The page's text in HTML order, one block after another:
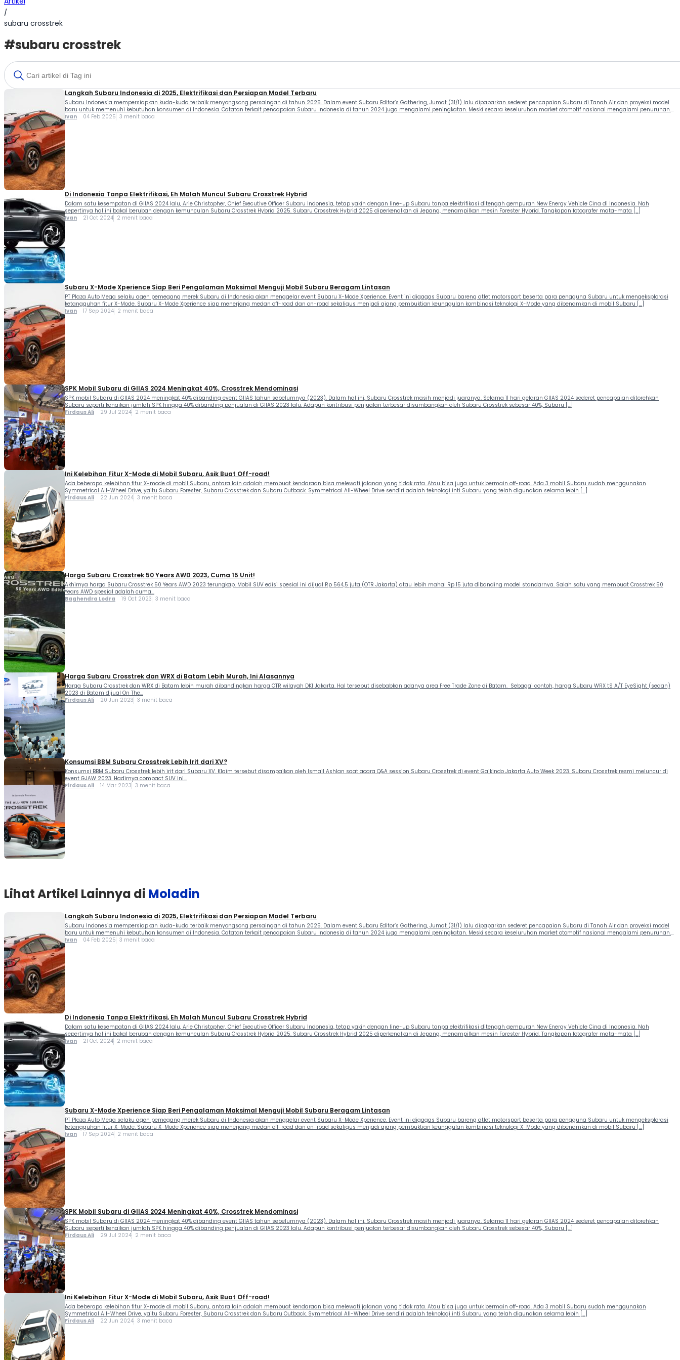
/
subaru crosstrek
#subaru crosstrek
Langkah Subaru Indonesia di 2025, Elektrifikasi dan Persiapan Model Terbaru
Subaru Indonesia mempersiapkan kuda-kuda terbaik menyongsong persaingan di tahun 2025. Dalam event Subaru Editor’s Gathering, Jumat (31/1) lalu dipaparkan sederet pencapaian Subaru di Tanah Air dan proyeksi model
baru untuk memenuhi kebutuhan konsumen di Indonesia. Catatan terkait pencapaian Subaru Indonesia di tahun 2024 juga mengalami peningkatan. Meski secara keseluruhan market otomotif nasional mengalami penurunan.
“Penjualan […]
Ivan 04 Feb 2025 3 menit baca
Di Indonesia Tanpa Elektrifikasi, Eh Malah Muncul Subaru Crosstrek Hybrid
Dalam satu kesempatan di GIIAS 2024 lalu, Arie Christopher, Chief Executive Officer Subaru Indonesia, tetap yakin dengan line-up Subaru tanpa elektrifikasi ditengah gempuran New Energy Vehicle Cina di Indonesia. Nah
sepertinya hal ini bakal berubah dengan kemunculan Subaru Crosstrek Hybrid 2025. Subaru Crosstrek Hybrid 2025 diperkenalkan di Jepang, menampilkan mesin Forester Hybrid. Tangkapan fotografer mata-mata […]
Ivan 21 Oct 2024 2 menit baca
Subaru X-Mode Xperience Siap Beri Pengalaman Maksimal Menguji Mobil Subaru Beragam Lintasan
PT Plaza Auto Mega selaku agen pemegang merek Subaru di Indonesia akan menggelar event Subaru X-Mode Xperience. Event ini digagas Subaru bareng atlet motorsport beserta para pengguna Subaru untuk mengeksplorasi
ketangguhan fitur X-Mode. Subaru X-Mode Xperience siap menerjang medan off-road dan on-road sekaligus menjadi ajang pembuktian keunggulan kombinasi teknologi X-Mode yang dibenamkan di mobil Subaru […]
Ivan 17 Sep 2024 2 menit baca
SPK Mobil Subaru di GIIAS 2024 Meningkat 40%, Crosstrek Mendominasi
SPK mobil Subaru di GIIAS 2024 meningkat 40% dibanding event GIIAS tahun sebelumnya (2023). Dalam hal ini, Subaru Crosstrek masih menjadi juaranya. Selama 11 hari gelaran GIIAS 2024 sederet pencapaian ditorehkan
Subaru seperti kenaikan jumlah SPK hingga 40% dibanding penjualan di GIIAS 2023 lalu. Adapun kontribusi penjualan terbesar disumbangkan oleh Subaru Crosstrek sebesar 40%, Subaru […]
Firdaus Ali 29 Jul 2024 2 menit baca
Ini Kelebihan Fitur X-Mode di Mobil Subaru, Asik Buat Off-road!
Ada beberapa kelebihan fitur X-mode di mobil Subaru, antara lain adalah membuat kendaraan bisa melewati jalanan yang tidak rata. Atau bisa juga untuk bermain off-road. Ada 3 mobil Subaru sudah menggunakan
Symmetrical All-Wheel Drive, yaitu Subaru Forester, Subaru Crosstrek dan Subaru Outback. Symmetrical All-Wheel Drive sendiri adalah teknologi inti Subaru yang telah digunakan selama lebih […]
Firdaus Ali 22 Jun 2024 3 menit baca
Harga Subaru Crosstrek 50 Years AWD 2023, Cuma 15 Unit!
Akhirnya harga Subaru Crosstrek 50 Years AWD 2023 terungkap. Mobil SUV edisi spesial ini dijual Rp 564,5 juta (OTR Jakarta) atau lebih mahal Rp 15 juta dibanding model standarnya. Salah satu yang membuat Crosstrek 50
Years AWD spesial adalah cuma...
Baghendra Lodra 19 Oct 2023 3 menit baca
Harga Subaru Crosstrek dan WRX di Batam Lebih Murah, Ini Alasannya
Harga Subaru Crosstrek dan WRX di Batam lebih murah dibandingkan harga OTR wilayah DKI Jakarta. Hal tersebut disebabkan adanya area Free Trade Zone di Batam. Sebagai contoh, harga Subaru WRX tS A/T EyeSight (sedan)
2023 di Batam dijual On The...
Firdaus Ali 20 Jun 2023 3 menit baca
Konsumsi BBM Subaru Crosstrek Lebih Irit dari XV?
Konsumsi BBM Subaru Crosstrek lebih irit dari Subaru XV. Klaim tersebut disampaikan oleh Ismail Ashlan saat acara Q&A session Subaru Crosstrek di event Gaikindo Jakarta Auto Week 2023. Subaru Crosstrek resmi meluncur di
event GJAW 2023. Hadirnya compact SUV ini...
Firdaus Ali 14 Mar 2023 3 menit baca
Lihat Artikel Lainnya di Moladin
Langkah Subaru Indonesia di 2025, Elektrifikasi dan Persiapan Model Terbaru
Subaru Indonesia mempersiapkan kuda-kuda terbaik menyongsong persaingan di tahun 2025. Dalam event Subaru Editor’s Gathering, Jumat (31/1) lalu dipaparkan sederet pencapaian Subaru di Tanah Air dan proyeksi model
baru untuk memenuhi kebutuhan konsumen di Indonesia. Catatan terkait pencapaian Subaru Indonesia di tahun 2024 juga mengalami peningkatan. Meski secara keseluruhan market otomotif nasional mengalami penurunan.
“Penjualan […]
Ivan 04 Feb 2025 3 menit baca
Di Indonesia Tanpa Elektrifikasi, Eh Malah Muncul Subaru Crosstrek Hybrid
Dalam satu kesempatan di GIIAS 2024 lalu, Arie Christopher, Chief Executive Officer Subaru Indonesia, tetap yakin dengan line-up Subaru tanpa elektrifikasi ditengah gempuran New Energy Vehicle Cina di Indonesia. Nah
sepertinya hal ini bakal berubah dengan kemunculan Subaru Crosstrek Hybrid 2025. Subaru Crosstrek Hybrid 2025 diperkenalkan di Jepang, menampilkan mesin Forester Hybrid. Tangkapan fotografer mata-mata […]
Ivan 21 Oct 2024 2 menit baca
Subaru X-Mode Xperience Siap Beri Pengalaman Maksimal Menguji Mobil Subaru Beragam Lintasan
PT Plaza Auto Mega selaku agen pemegang merek Subaru di Indonesia akan menggelar event Subaru X-Mode Xperience. Event ini digagas Subaru bareng atlet motorsport beserta para pengguna Subaru untuk mengeksplorasi
ketangguhan fitur X-Mode. Subaru X-Mode Xperience siap menerjang medan off-road dan on-road sekaligus menjadi ajang pembuktian keunggulan kombinasi teknologi X-Mode yang dibenamkan di mobil Subaru […]
Ivan 17 Sep 2024 2 menit baca
SPK Mobil Subaru di GIIAS 2024 Meningkat 40%, Crosstrek Mendominasi
SPK mobil Subaru di GIIAS 2024 meningkat 40% dibanding event GIIAS tahun sebelumnya (2023). Dalam hal ini, Subaru Crosstrek masih menjadi juaranya. Selama 11 hari gelaran GIIAS 2024 sederet pencapaian ditorehkan
Subaru seperti kenaikan jumlah SPK hingga 40% dibanding penjualan di GIIAS 2023 lalu. Adapun kontribusi penjualan terbesar disumbangkan oleh Subaru Crosstrek sebesar 40%, Subaru […]
Firdaus Ali 29 Jul 2024 2 menit baca
Ini Kelebihan Fitur X-Mode di Mobil Subaru, Asik Buat Off-road!
Ada beberapa kelebihan fitur X-mode di mobil Subaru, antara lain adalah membuat kendaraan bisa melewati jalanan yang tidak rata. Atau bisa juga untuk bermain off-road. Ada 3 mobil Subaru sudah menggunakan
Symmetrical All-Wheel Drive, yaitu Subaru Forester, Subaru Crosstrek dan Subaru Outback. Symmetrical All-Wheel Drive sendiri adalah teknologi inti Subaru yang telah digunakan selama lebih […]
Firdaus Ali 22 Jun 2024 3 menit baca